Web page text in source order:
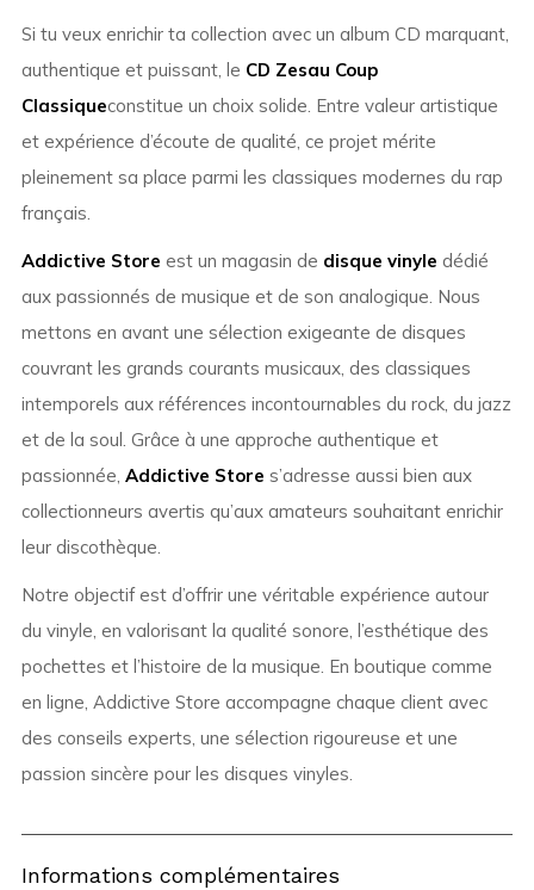
Si tu veux enrichir ta collection avec un album CD marquant,
authentique et puissant, le CD Zesau Coup
Classiqueconstitue un choix solide. Entre valeur artistique
et expérience d’écoute de qualité, ce projet mérite
pleinement sa place parmi les classiques modernes du rap
français.
Addictive Store est un magasin de disque vinyle dédié
aux passionnés de musique et de son analogique. Nous
mettons en avant une sélection exigeante de disques
couvrant les grands courants musicaux, des classiques
intemporels aux références incontournables du rock, du jazz
et de la soul. Grâce à une approche authentique et
passionnée, Addictive Store s’adresse aussi bien aux
collectionneurs avertis qu’aux amateurs souhaitant enrichir
leur discothèque.
Notre objectif est d’offrir une véritable expérience autour
du vinyle, en valorisant la qualité sonore, l’esthétique des
pochettes et l’histoire de la musique. En boutique comme
en ligne, Addictive Store accompagne chaque client avec
des conseils experts, une sélection rigoureuse et une
passion sincère pour les disques vinyles.
Informations complémentaires